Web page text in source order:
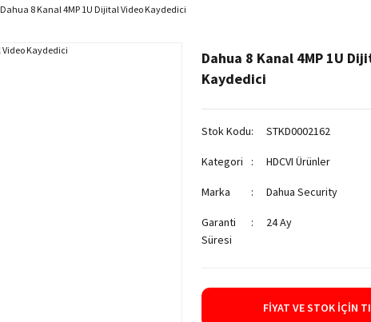
Dahua 8 Kanal 4MP 1U Dijital Video Kaydedici
Dahua 8 Kanal 4MP 1U
Kaydedici
Stok Kodu STKD0002162
Kategori HDCVI Ürünler
Marka Dahua Security
Garanti
Süresi
24 Ay
FIYAT VE STOK İÇIN